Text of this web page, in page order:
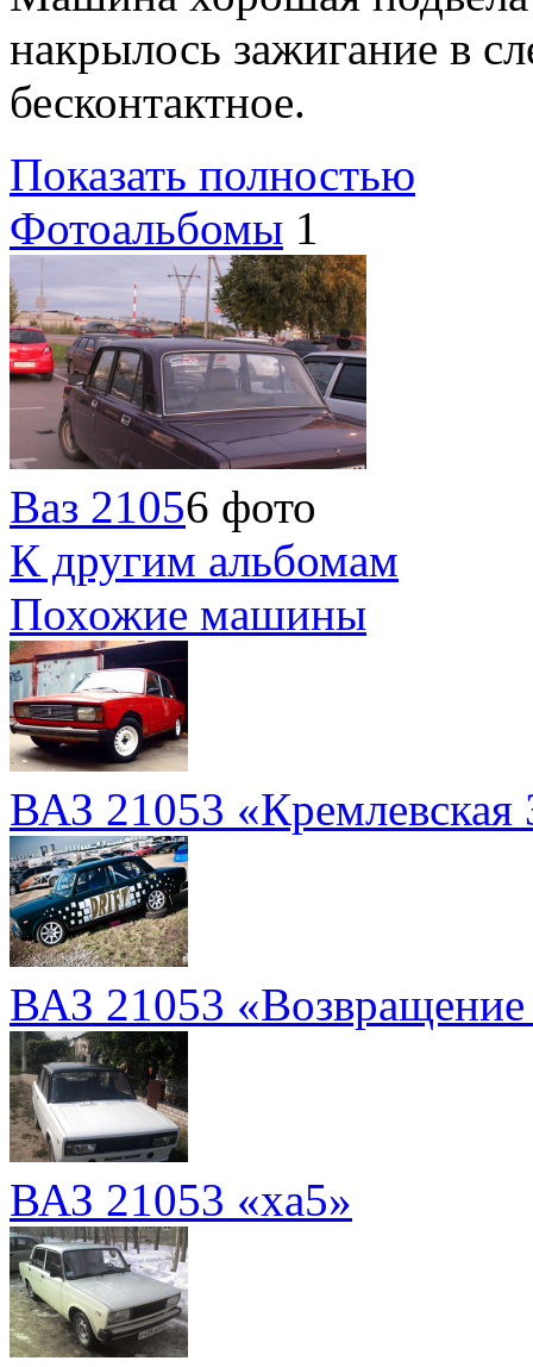
накрылось зажигание в
бесконтактное.
Показать полностью
Фотоальбомы 1
Ваз 21056 фото
К другим альбомам
Похожие машины
ВАЗ 21053 «Кремлевская
ВАЗ 21053
ВАЗ 21053 «xа5»